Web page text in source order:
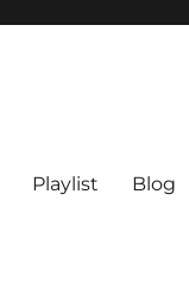
Playlist Blog